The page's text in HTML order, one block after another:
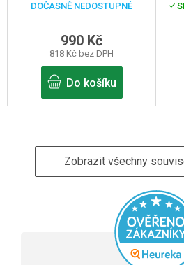
DOČASNĚ NEDOSTUPNÉ
818 Kč bez DPH
990 Kč
Do košíku
Zobrazit všechny